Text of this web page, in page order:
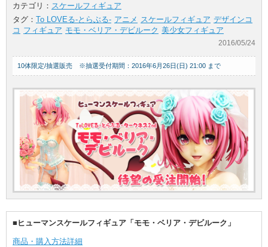
カテゴリ： スケールフィギュア
タグ： To LOVEる-とらぶる- アニメ スケールフィギュア デザインコ
コ フィギュア モモ・ベリア・デビルーク 美少女フィギュア
2016/05/24
10体限定/抽選販売 ※抽選受付期間：2016年6月26日(日) 21:00 まで
■ヒューマンスケールフィギュア「モモ・ベリア・デビルーク」
商品・購入方法詳細